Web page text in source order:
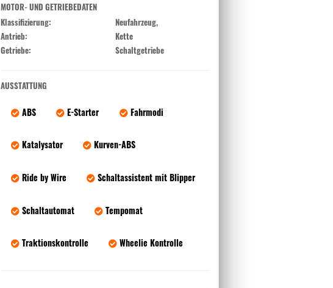
MOTOR- UND GETRIEBEDATEN
Klassifizierung:
Neufahrzeug,
Antrieb:
Kette
Getriebe:
Schaltgetriebe
AUSSTATTUNG
ABS E-Starter Fahrmodi
Katalysator Kurven-ABS
Ride by Wire Schaltassistent mit Blipper
Schaltautomat Tempomat
Traktionskontrolle Wheelie Kontrolle